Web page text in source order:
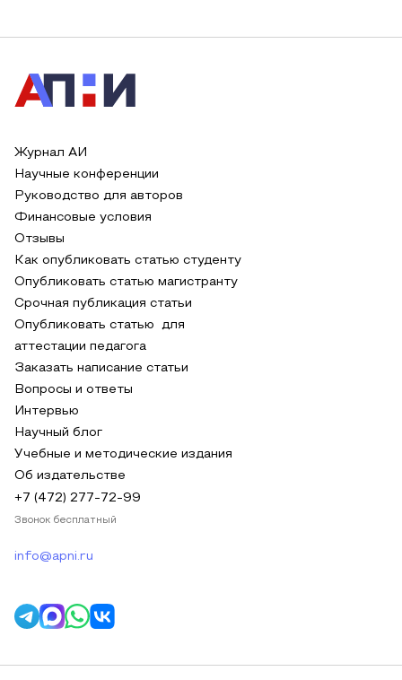
Журнал АИ
Научные конференции
Руководство для авторов
Финансовые условия
Отзывы
Как опубликовать статью студенту
Опубликовать статью магистранту
Срочная публикация статьи
Опубликовать статью для
аттестации педагога
Заказать написание статьи
Вопросы и ответы
Интервью
Научный блог
Учебные и методические издания
Об издательстве
+7 (472) 277-72-99
Звонок бесплатный
info@apni.ru